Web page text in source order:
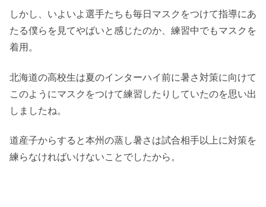
しかし、いよいよ選手たちも毎日マスクをつけて指導にあ
たる僕らを見てやばいと感じたのか、練習中でもマスクを
着用。
北海道の高校生は夏のインターハイ前に暑さ対策に向けて
このようにマスクをつけて練習したりしていたのを思い出
しましたね。
道産子からすると本州の蒸し暑さは試合相手以上に対策を
練らなければいけないことでしたから。